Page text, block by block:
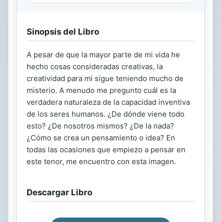
Sinopsis del Libro
A pesar de que la mayor parte de mi vida he
hecho cosas consideradas creativas, la
creatividad para mi sigue teniendo mucho de
misterio. A menudo me pregunto cuál es la
verdadera naturaleza de la capacidad inventiva
de los seres humanos. ¿De dónde viene todo
esto? ¿De nosotros mismos? ¿De la nada?
¿Cómo se crea un pensamiento o idea? En
todas las ocasiones que empiezo a pensar en
este tenor, me encuentro con esta imagen.
Descargar Libro